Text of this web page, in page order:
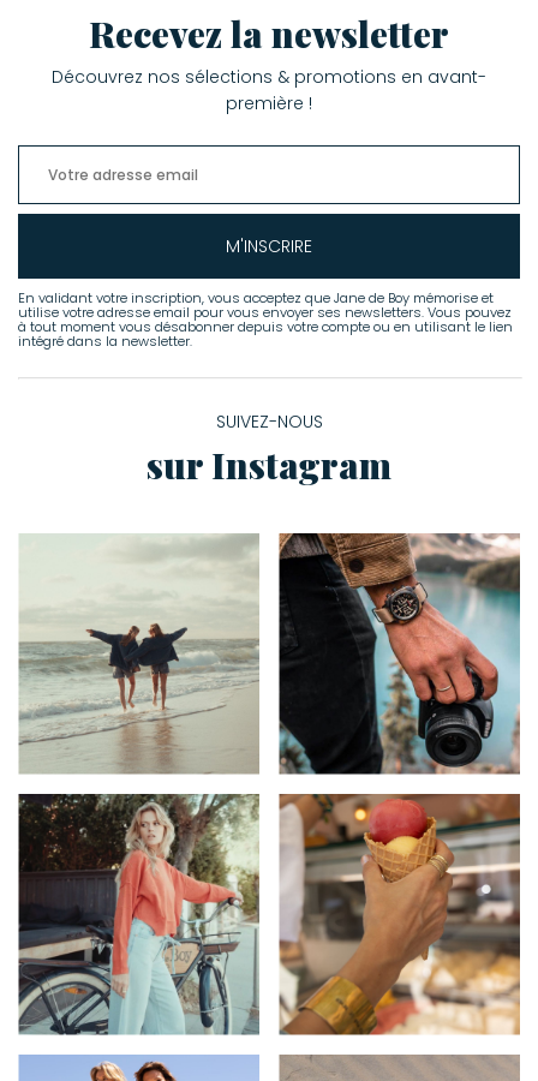
Recevez la newsletter
Découvrez nos sélections & promotions en avant-
première !
M'INSCRIRE
En validant votre inscription, vous acceptez que Jane de Boy mémorise et
utilise votre adresse email pour vous envoyer ses newsletters. Vous pouvez
à tout moment vous désabonner depuis votre compte ou en utilisant le lien
intégré dans la newsletter.
SUIVEZ-NOUS
sur Instagram